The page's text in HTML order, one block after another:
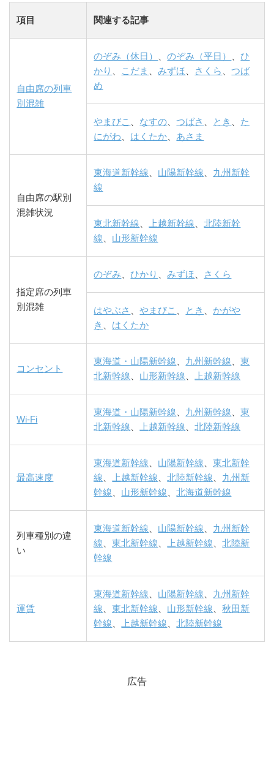
項目 関連する記事
自由席の列車
別混雑
のぞみ（休日） 、のぞみ（平日） 、ひ
かり
こだま 、みずほ さくら 、つば
め
やまびこ なすの 、つばさ とき
た
にがわ
はくたか あさま
自由席の駅別
混雑状況
東海道新幹線 山陽新幹線
九州新幹
線
東北新幹線 上越新幹線 、北陸新幹
線
山形新幹線
指定席の列車
別混雑
のぞみ 、ひかり 、みずほ さくら
はやぶさ 、やまびこ とき
かがや
き
はくたか
コンセント
東海道・山陽新幹線 九州新幹線 、東
北新幹線
山形新幹線 上越新幹線
Wi-Fi
東海道・山陽新幹線 九州新幹線 、東
北新幹線
上越新幹線 、北陸新幹線
最高速度
東海道新幹線 山陽新幹線 、東北新幹
線
上越新幹線 、北陸新幹線
九州新
幹線
山形新幹線 、北海道新幹線
列車種別の違
い
東海道新幹線 山陽新幹線
九州新幹
線 、東北新幹線 上越新幹線 、北陸新
幹線
運賃
東海道新幹線 山陽新幹線
九州新幹
線 、東北新幹線 山形新幹線 、秋田新
幹線
上越新幹線 、北陸新幹線
広告